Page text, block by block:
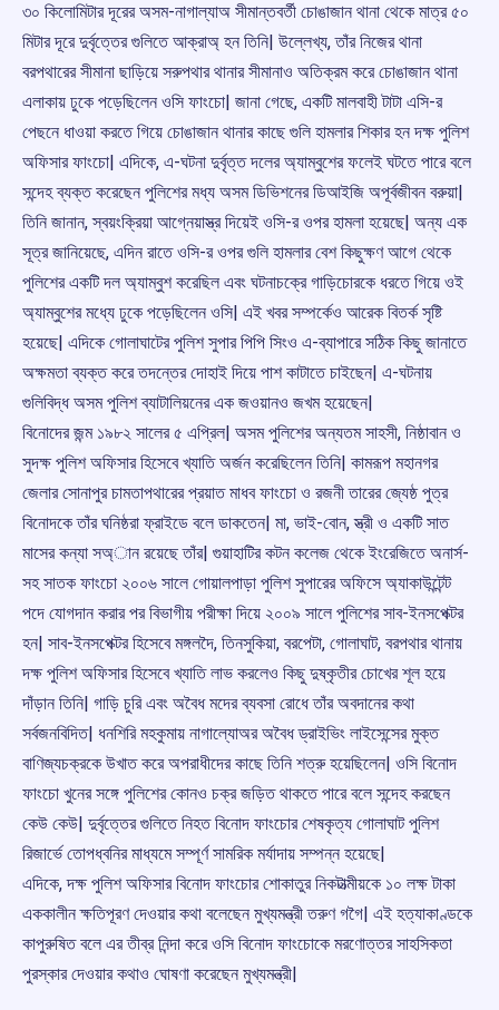
৩০ কিলোমিটার দূরের অসম-নাগাল্যাঅ সীমান্তবর্তী চোঙাজান থানা থেকে মাত্র ৫০
মিটার দূরে দুর্বৃত্তের গুলিতে আক্রাঅ্ হন তিনি| উল্লেখ্য, তাঁর নিজের থানা
বরপথারের সীমানা ছাড়িয়ে সরুপথার থানার সীমানাও অতিক্রম করে চোঙাজান থানা
এলাকায় ঢুকে পড়েছিলেন ওসি ফাংচো| জানা গেছে, একটি মালবাহী টাটা এসি-র
পেছনে ধাওয়া করতে গিয়ে চোঙাজান থানার কাছে গুলি হামলার শিকার হন দক্ষ পুলিশ
অফিসার ফাংচো| এদিকে, এ-ঘটনা দুর্বৃত্ত দলের অ্যাম্বুশের ফলেই ঘটতে পারে বলে
সন্দেহ ব্যক্ত করেছেন পুলিশের মধ্য অসম ডিভিশনের ডিআইজি অপূর্বজীবন বরুয়া|
তিনি জানান, স্বয়ংক্রিয়া আগ্নেয়াস্ত্র দিয়েই ওসি-র ওপর হামলা হয়েছে| অন্য এক
সূত্র জানিয়েছে, এদিন রাতে ওসি-র ওপর গুলি হামলার বেশ কিছুক্ষণ আগে থেকে
পুলিশের একটি দল অ্যাম্বুশ করেছিল এবং ঘটনাচক্রে গাড়িচোরকে ধরতে গিয়ে ওই
অ্যাম্বুশের মধ্যে ঢুকে পড়েছিলেন ওসি| এই খবর সম্পর্কেও আরেক বিতর্ক সৃষ্টি
হয়েছে| এদিকে গোলাঘাটের পুলিশ সুপার পিপি সিংও এ-ব্যাপারে সঠিক কিছু জানাতে
অক্ষমতা ব্যক্ত করে তদন্তের দোহাই দিয়ে পাশ কাটাতে চাইছেন| এ-ঘটনায়
গুলিবিদ্ধ অসম পুলিশ ব্যাটালিয়নের এক জওয়ানও জখম হয়েছেন|
বিনোদের জন্ম ১৯৮২ সালের ৫ এপ্রিল| অসম পুলিশের অন্যতম সাহসী, নিষ্ঠাবান ও
সুদক্ষ পুলিশ অফিসার হিসেবে খ্যাতি অর্জন করেছিলেন তিনি| কামরূপ মহানগর
জেলার সোনাপুর চামতাপথারের প্রয়াত মাধব ফাংচো ও রজনী তারের জ্যেষ্ঠ পুত্র
বিনোদকে তাঁর ঘনিষ্ঠরা ফ্রাইডে বলে ডাকতেন| মা, ভাই-বোন, স্ত্রী ও একটি সাত
মাসের কন্যা সঅ্ান রয়েছে তাঁর| গুয়াহাটির কটন কলেজ থেকে ইংরেজিতে অনার্স-
সহ সাতক ফাংচো ২০০৬ সালে গোয়ালপাড়া পুলিশ সুপারের অফিসে অ্যাকাউন্টেন্ট
পদে যোগদান করার পর বিভাগীয় পরীক্ষা দিয়ে ২০০৯ সালে পুলিশের সাব-ইনসপেক্টর
হন| সাব-ইনসপেক্টর হিসেবে মঙ্গলদৈ, তিনসুকিয়া, বরপেটা, গোলাঘাট, বরপথার থানায়
দক্ষ পুলিশ অফিসার হিসেবে খ্যাতি লাভ করলেও কিছু দুষ্কৃতীর চোখের শূল হয়ে
দাঁড়ান তিনি| গাড়ি চুরি এবং অবৈধ মদের ব্যবসা রোধে তাঁর অবদানের কথা
সর্বজনবিদিত| ধনশিরি মহকুমায় নাগাল্যােঅর অবৈধ ড্রাইভিং লাইসেন্সের মুক্ত
বাণিজ্যচক্রকে উখাত করে অপরাধীদের কাছে তিনি শত্রু হয়েছিলেন| ওসি বিনোদ
ফাংচো খুনের সঙ্গে পুলিশের কোনও চক্র জড়িত থাকতে পারে বলে সন্দেহ করছেন
কেউ কেউ| দুর্বৃত্তের গুলিতে নিহত বিনোদ ফাংচোর শেষকৃত্য গোলাঘাট পুলিশ
রিজার্ভে তোপধ্বনির মাধ্যমে সম্পূর্ণ সামরিক মর্যাদায় সম্পন্ন হয়েছে|
এদিকে, দক্ষ পুলিশ অফিসার বিনোদ ফাংচোর শোকাতুর নিকটাত্মীয়কে ১০ লক্ষ টাকা
এককালীন ক্ষতিপূরণ দেওয়ার কথা বলেছেন মুখ্যমন্ত্রী তরুণ গগৈ| এই হত্যাকাণ্ডকে
কাপুরুষিত বলে এর তীব্র নিন্দা করে ওসি বিনোদ ফাংচোকে মরণোত্তর সাহসিকতা
পুরস্কার দেওয়ার কথাও ঘোষণা করেছেন মুখ্যমন্ত্রী|